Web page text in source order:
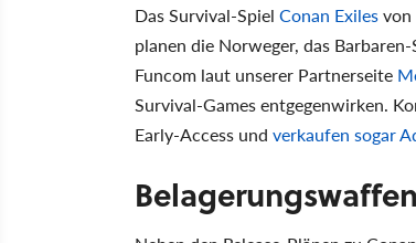
Das Survival-Spiel Conan Exilesvon
planen die Norweger, das
Funcom laut unserer Partnerseite
Survival-Games entgegenwirken.
Early-Access und verkaufen sogar